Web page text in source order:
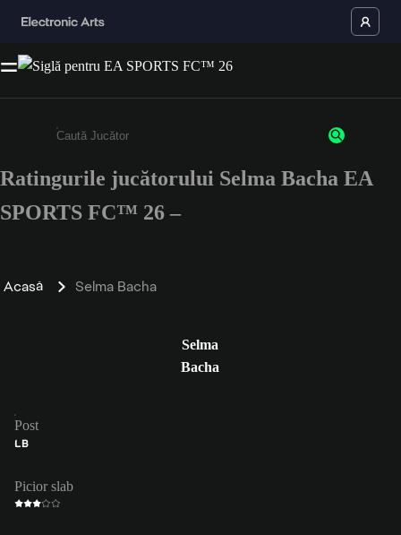
Enter a minimum of 3 characters or numbers
Ratingurile jucătorului Selma Bacha EA
SPORTS FC™ 26 –
Acasă Selma Bacha
Selma
Bacha
Post
LB
Picior slab